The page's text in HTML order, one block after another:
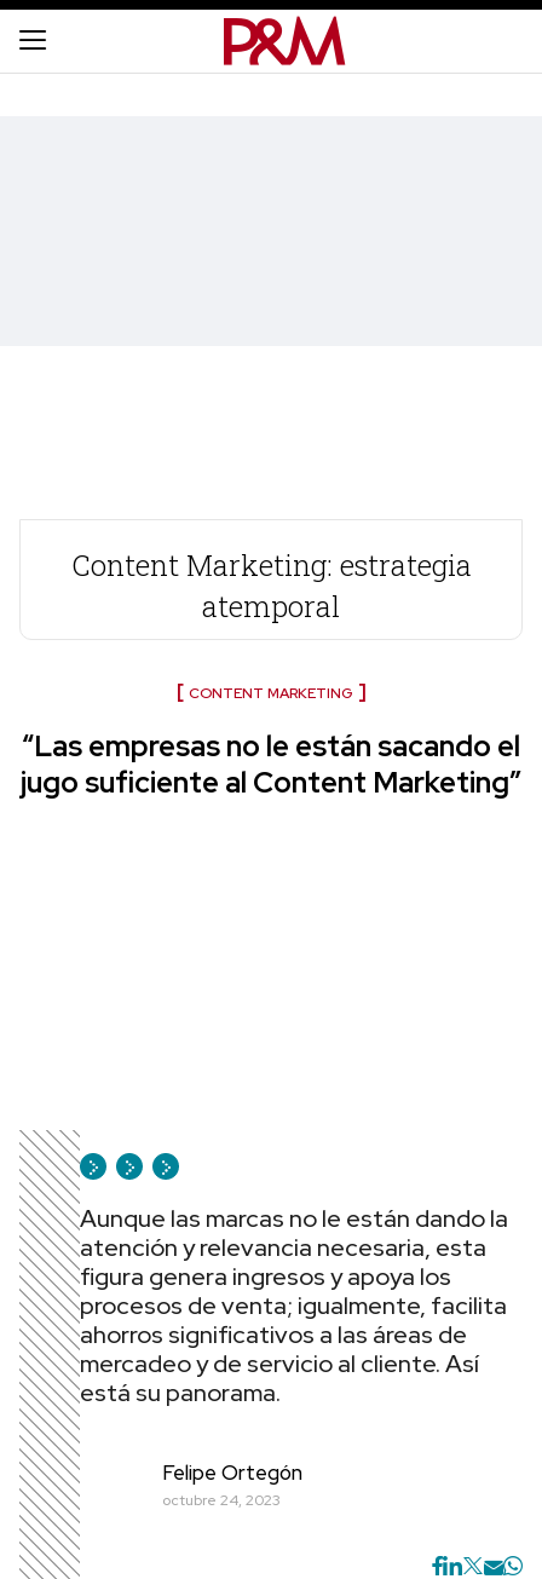
Content Marketing: estrategia
atemporal
CONTENT MARKETING
“Las empresas no le están sacando el
jugo suficiente al Content Marketing”
Aunque las marcas no le están dando la
atención y relevancia necesaria, esta
figura genera ingresos y apoya los
procesos de venta; igualmente, facilita
ahorros significativos a las áreas de
mercadeo y de servicio al cliente. Así
está su panorama.
Felipe Ortegón
octubre 24, 2023